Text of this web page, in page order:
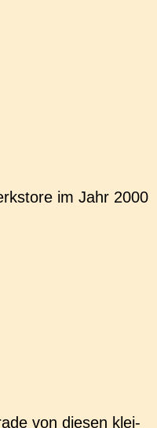
im Jahr 2000
von diesen klei­